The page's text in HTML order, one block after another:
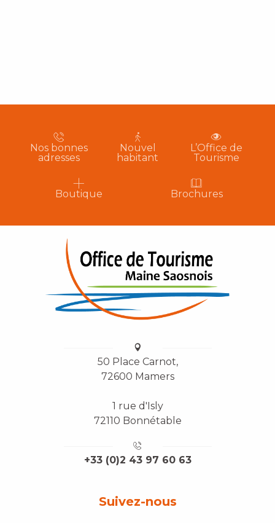
Nos bonnes
adresses
Nouvel
habitant
L’Office de
Tourisme
Boutique Brochures
50 Place Carnot,
72600 Mamers
1 rue d'Isly
72110 Bonnétable
+33 (0)2 43 97 60 63
Suivez-nous